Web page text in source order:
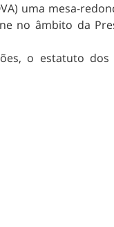
uma mesa-
no âmbito da
o estatuto